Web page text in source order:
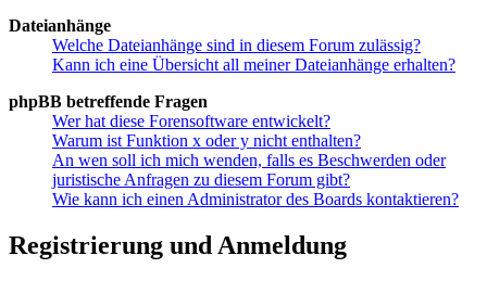
Dateianhänge
Welche Dateianhänge sind in diesem Forum zulässig?
Kann ich eine Übersicht all meiner Dateianhänge erhalten?
phpBB betreffende Fragen
Wer hat diese Forensoftware entwickelt?
Warum ist Funktion x oder y nicht enthalten?
An wen soll ich mich wenden, falls es Beschwerden oder
juristische Anfragen zu diesem Forum gibt?
Wie kann ich einen Administrator des Boards kontaktieren?
Registrierung und Anmeldung